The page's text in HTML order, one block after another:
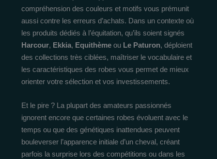
compréhension des couleurs et motifs vous prémunit
aussi contre les erreurs d’achats. Dans un contexte où
les produits dédiés à l’équitation, qu’ils soient signés
Harcour, Ekkia, Equithème ou Le Paturon, déploient
des collections très ciblées, maîtriser le vocabulaire et
les caractéristiques des robes vous permet de mieux
orienter votre sélection et vos investissements.
Et le pire ? La plupart des amateurs passionnés
ignorent encore que certaines robes évoluent avec le
temps ou que des génétiques inattendues peuvent
bouleverser l’apparence initiale d’un cheval, créant
parfois la surprise lors des compétitions ou dans les